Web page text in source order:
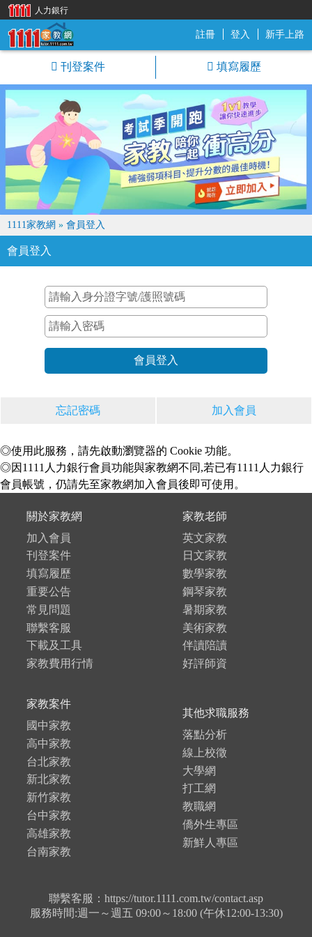
註冊 登入 新手上路
刊登案件 填寫履歷
1111家教網 » 會員登入
會員登入
忘記密碼 加入會員
◎使用此服務，請先啟動瀏覽器的 Cookie 功能。
◎因1111人力銀行會員功能與家教網不同,若已有1111人力銀行
會員帳號，仍請先至家教網加入會員後即可使用。
關於家教網
加入會員
刊登案件
填寫履歷
重要公告
常見問題
聯繫客服
下載及工具
家教費用行情
家教老師
英文家教
日文家教
數學家教
鋼琴家教
暑期家教
美術家教
伴讀陪讀
好評師資
家教案件
國中家教
高中家教
台北家教
新北家教
新竹家教
台中家教
高雄家教
台南家教
其他求職服務
落點分析
線上校徵
大學網
打工網
教職網
僑外生專區
新鮮人專區
聯繫客服：https://tutor.1111.com.tw/contact.asp
服務時間:週一～週五 09:00～18:00 (午休12:00-13:30)
人力銀行